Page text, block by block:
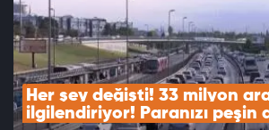
Her şey değişti! 33 milyon
ilgilendiriyor! Paranızı peşin